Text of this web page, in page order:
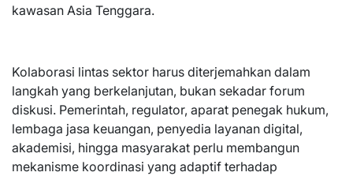
kawasan Asia Tenggara.
Kolaborasi lintas sektor harus diterjemahkan dalam
langkah yang berkelanjutan, bukan sekadar forum
diskusi. Pemerintah, regulator, aparat penegak hukum,
lembaga jasa keuangan, penyedia layanan digital,
akademisi, hingga masyarakat perlu membangun
mekanisme koordinasi yang adaptif terhadap